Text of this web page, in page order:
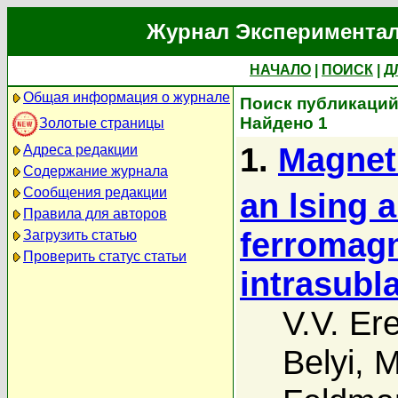
Журнал
НАЧАЛО ПОИСК
Общая информация о журнале
Золотые страницы
Адреса редакции
Содержание журнала
Сообщения редакции
Правила для авторов
Загрузить статью
Проверить статус статьи
Поиск
Найдено 1
1.
an lsing
V.V.
Belyi,